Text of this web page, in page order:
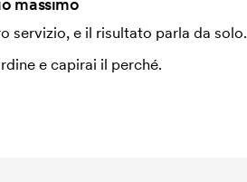
servizio, e il risultato parla da solo.
e capirai il perché.